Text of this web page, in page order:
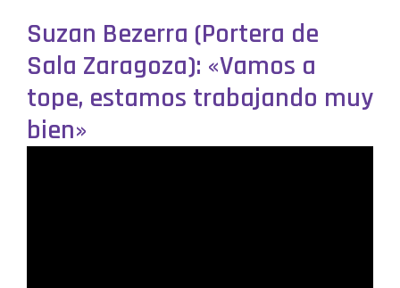
Suzan Bezerra (Portera de
Sala Zaragoza): «Vamos a
tope, estamos trabajando muy
bien»